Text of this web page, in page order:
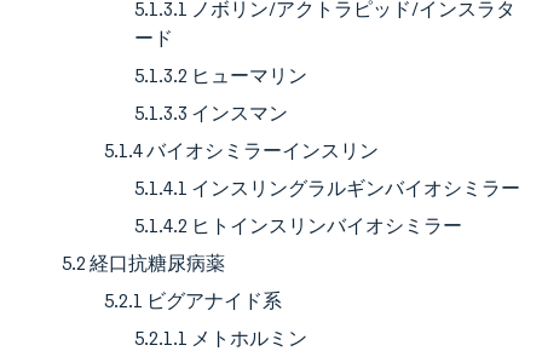
5.1.3.1 ノボリン/アクトラピッド/インスラタ
ード
5.1.3.2 ヒューマリン
5.1.3.3 インスマン
5.1.4 バイオシミラーインスリン
5.1.4.1 インスリングラルギンバイオシミラー
5.1.4.2 ヒトインスリンバイオシミラー
5.2 経口抗糖尿病薬
5.2.1 ビグアナイド系
5.2.1.1 メトホルミン